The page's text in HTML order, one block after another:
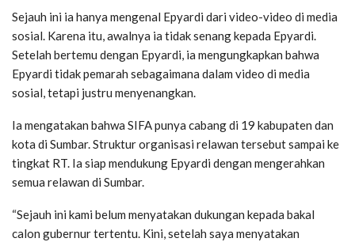
Sejauh ini ia hanya mengenal Epyardi dari video-video di media
sosial. Karena itu, awalnya ia tidak senang kepada Epyardi.
Setelah bertemu dengan Epyardi, ia mengungkapkan bahwa
Epyardi tidak pemarah sebagaimana dalam video di media
sosial, tetapi justru menyenangkan.
Ia mengatakan bahwa SIFA punya cabang di 19 kabupaten dan
kota di Sumbar. Struktur organisasi relawan tersebut sampai ke
tingkat RT. Ia siap mendukung Epyardi dengan mengerahkan
semua relawan di Sumbar.
“Sejauh ini kami belum menyatakan dukungan kepada bakal
calon gubernur tertentu. Kini, setelah saya menyatakan